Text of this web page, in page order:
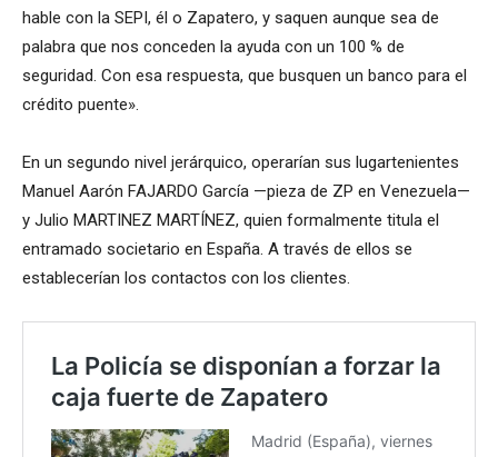
hable con la SEPI, él o Zapatero, y saquen aunque sea de
palabra que nos conceden la ayuda con un 100 % de
seguridad. Con esa respuesta, que busquen un banco para el
crédito puente».
En un segundo nivel jerárquico, operarían sus lugartenientes
Manuel Aarón FAJARDO García —pieza de ZP en Venezuela—
y Julio MARTINEZ MARTÍNEZ, quien formalmente titula el
entramado societario en España. A través de ellos se
establecerían los contactos con los clientes.